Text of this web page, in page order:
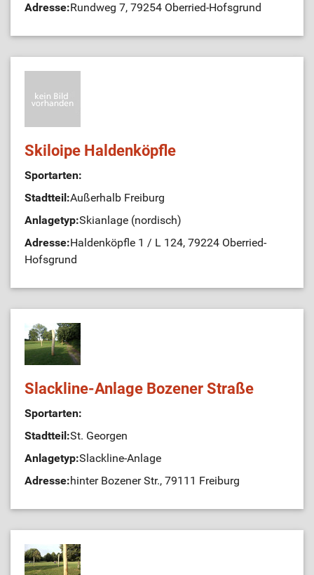
Adresse:Rundweg 7, 79254 Oberried-Hofsgrund
Skiloipe Haldenköpfle
Sportarten:
Stadtteil:Außerhalb Freiburg
Anlagetyp:Skianlage (nordisch)
Adresse:Haldenköpfle 1 / L 124, 79224 Oberried-
Hofsgrund
Slackline-Anlage Bozener Straße
Sportarten:
Stadtteil:St. Georgen
Anlagetyp:Slackline-Anlage
Adresse:hinter Bozener Str., 79111 Freiburg